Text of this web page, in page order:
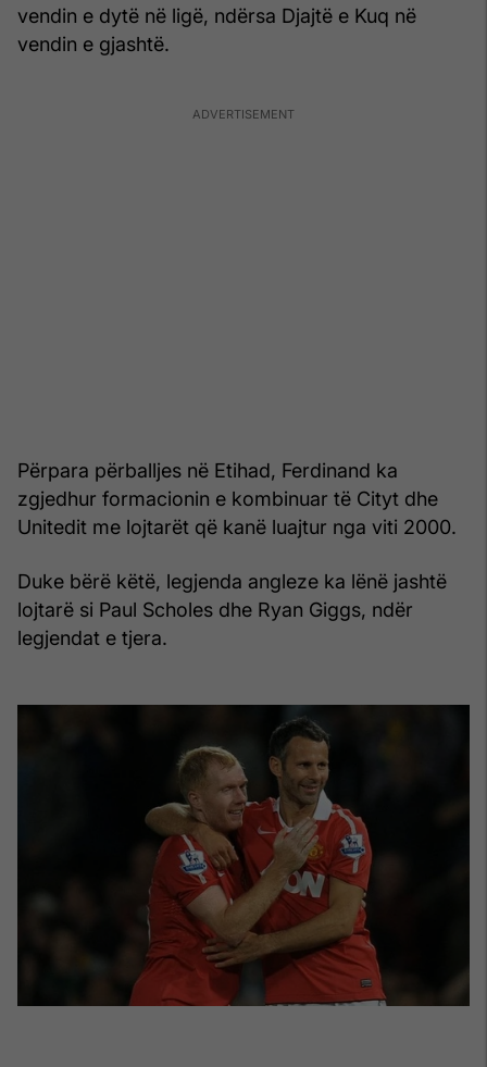
vendin e dytë në ligë, ndërsa Djajtë e Kuq në
vendin e gjashtë.
Përpara përballjes në Etihad, Ferdinand ka
zgjedhur formacionin e kombinuar të Cityt dhe
Unitedit me lojtarët që kanë luajtur nga viti 2000.
Duke bërë këtë, legjenda angleze ka lënë jashtë
lojtarë si Paul Scholes dhe Ryan Giggs, ndër
legjendat e tjera.